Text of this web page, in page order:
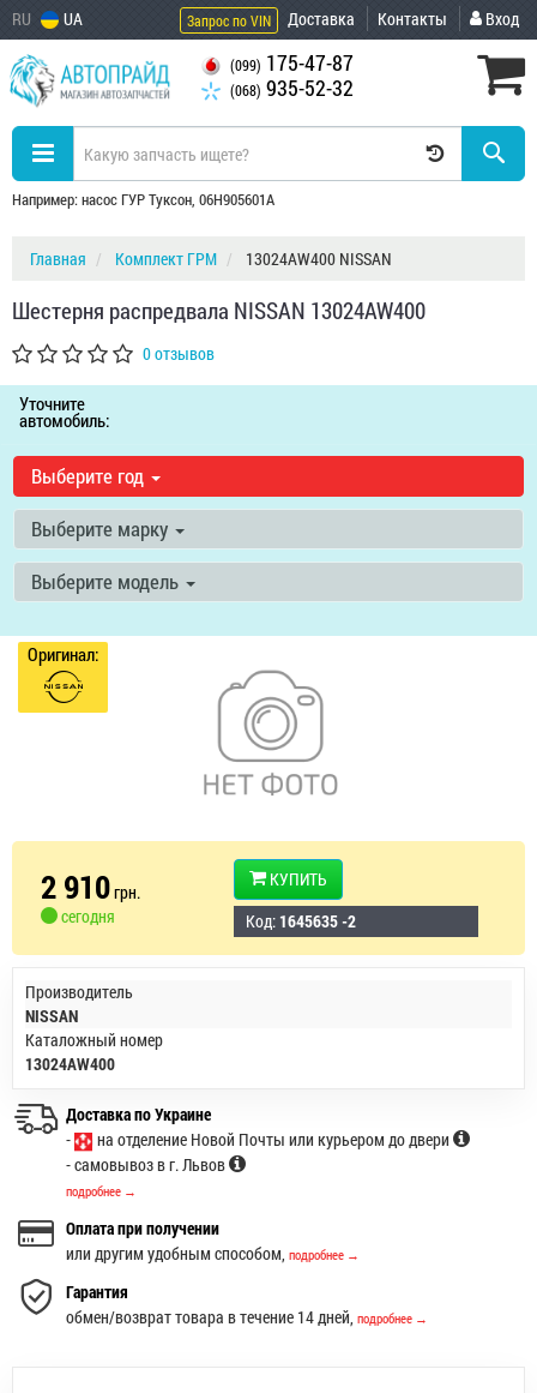
RU UA Запрос по VIN Доставка Контакты Вход
(099) 175-47-87
(068) 935-52-32
Например: насос ГУР Туксон, 06H905601A
Главная Комплект ГРМ 13024AW400 NISSAN
Шестерня распредвала NISSAN 13024AW400
0 отзывов
Уточните
автомобиль:
Выберите год
Выберите марку
Выберите модель
Оригинал:
2 910грн.
сегодня
КУПИТЬ
Код: 1645635 -2
Производитель
NISSAN
Каталожный номер
13024AW400
Доставка по Украине
-
на отделение Новой Почты или курьером до двери
- самовывоз в г. Львов
подробнее →
Оплата при получении
или другим удобным способом, подробнее →
Гарантия
обмен/возврат товара в течение 14 дней, подробнее →